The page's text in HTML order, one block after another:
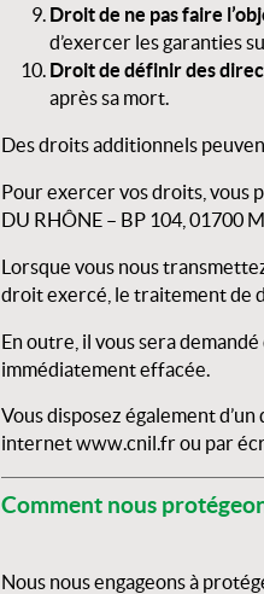
Droit de ne pas faire
d’exercer les garanties
Droit de définir des
après sa mort.
Des droits additionnels
Pour exercer vos droits, vous
DU RHÔNE – BP 104, 01700
Lorsque vous nous
droit exercé, le traitement de
En outre, il vous sera
immédiatement effacée.
Vous disposez également
internet www.cnil.fr ou par
Comment nous
Nous nous engageons à